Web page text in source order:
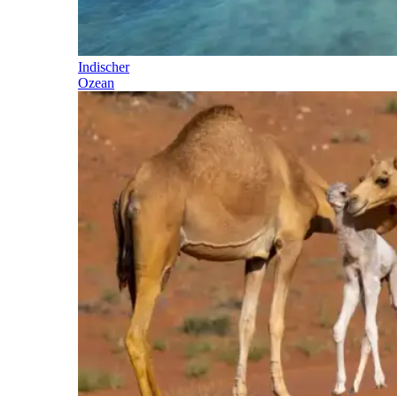
Indischer
Ozean